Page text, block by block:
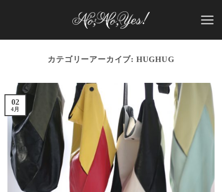
カテゴリーアーカイブ: HUGHUG
02
4月